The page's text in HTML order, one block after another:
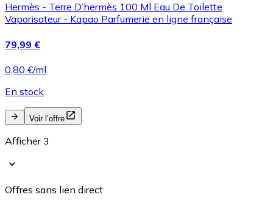
Hermès - Terre D’hermès 100 Ml Eau De Toilette
Vaporisateur - Kapao Parfumerie en ligne française
79,99 €
0,80 €/ml
En stock
Voir l’offre
Afficher 3
Offres sans lien direct